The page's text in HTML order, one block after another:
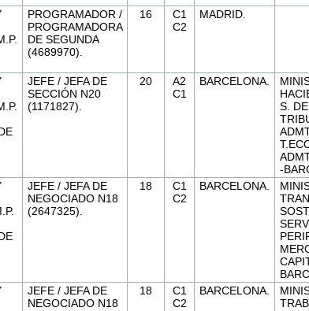
PROGRAMADOR /
PROGRAMADORA
DE SEGUNDA
(4689970).
16
C1
C2
MADRID.
JEFE / JEFA DE
SECCIÓN N20
(1171827).
20
A2
C1
BARCELONA.
S.
-
JEFE / JEFA DE
NEGOCIADO N18
(2647325).
18
C1
C2
BARCELONA.
JEFE / JEFA DE
NEGOCIADO N18
18
C1
C2
BARCELONA.